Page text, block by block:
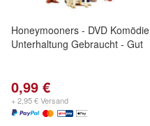
Honeymooners - DVD Komödie
Unterhaltung Gebraucht - Gut
0,99 €
+ 2,95 € Versand